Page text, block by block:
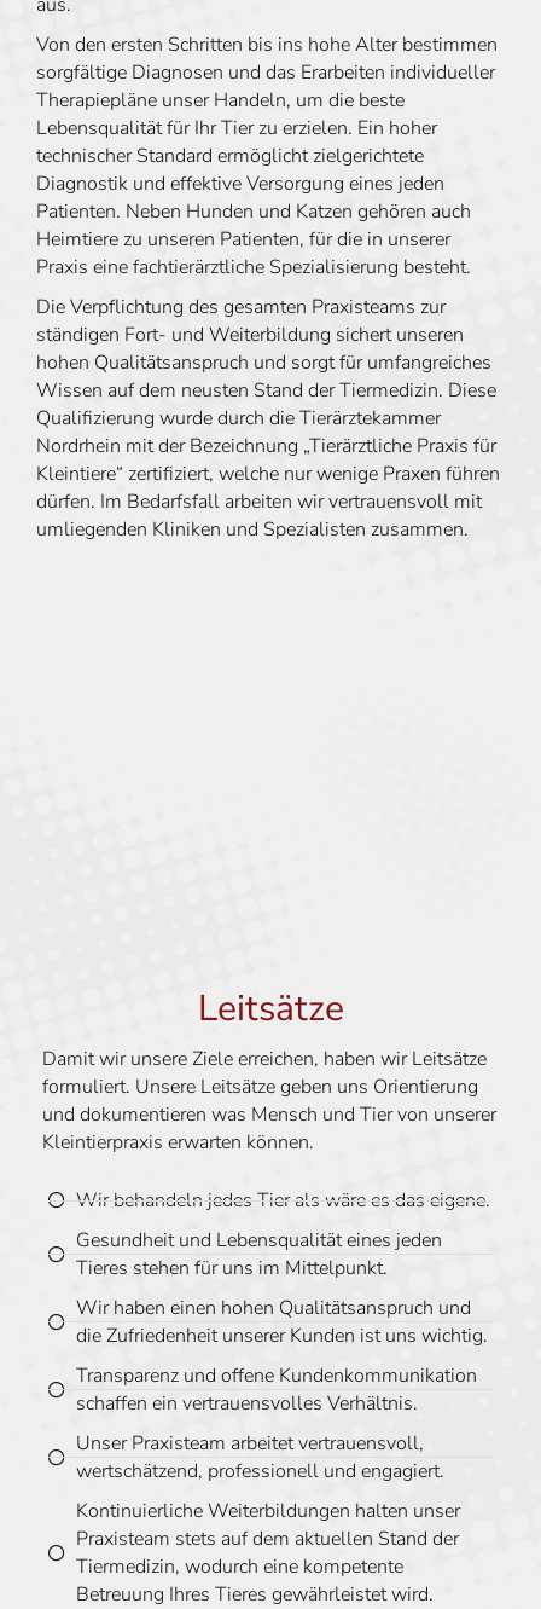
Von den ersten Schritten bis ins hohe Alter bestimmen
sorgfältige Diagnosen und das Erarbeiten individueller
Therapiepläne unser Handeln, um die beste
Lebensqualität für Ihr Tier zu erzielen. Ein hoher
technischer Standard ermöglicht zielgerichtete
Diagnostik und effektive Versorgung eines jeden
Patienten. Neben Hunden und Katzen gehören auch
Heimtiere zu unseren Patienten, für die in unserer
Praxis eine fachtierärztliche Spezialisierung besteht.
Die Verpflichtung des gesamten Praxisteams zur
ständigen Fort- und Weiterbildung sichert unseren
hohen Qualitätsanspruch und sorgt für umfangreiches
Wissen auf dem neusten Stand der Tiermedizin. Diese
Qualifizierung wurde durch die Tierärztekammer
Nordrhein mit der Bezeichnung „Tierärztliche Praxis für
Kleintiere“ zertifiziert, welche nur wenige Praxen führen
dürfen. Im Bedarfsfall arbeiten wir vertrauensvoll mit
umliegenden Kliniken und Spezialisten zusammen.
Leitsätze
Damit wir unsere Ziele erreichen, haben wir Leitsätze
formuliert. Unsere Leitsätze geben uns Orientierung
und dokumentieren was Mensch und Tier von unserer
Kleintierpraxis erwarten können.
Wir behandeln jedes Tier als wäre es das eigene.
Gesundheit und Lebensqualität eines jeden
Tieres stehen für uns im Mittelpunkt.
Wir haben einen hohen Qualitätsanspruch und
die Zufriedenheit unserer Kunden ist uns wichtig.
Transparenz und offene Kundenkommunikation
schaffen ein vertrauensvolles Verhältnis.
Unser Praxisteam arbeitet vertrauensvoll,
wertschätzend, professionell und engagiert.
Kontinuierliche Weiterbildungen halten unser
Praxisteam stets auf dem aktuellen Stand der
Tiermedizin, wodurch eine kompetente
Betreuung Ihres Tieres gewährleistet wird.